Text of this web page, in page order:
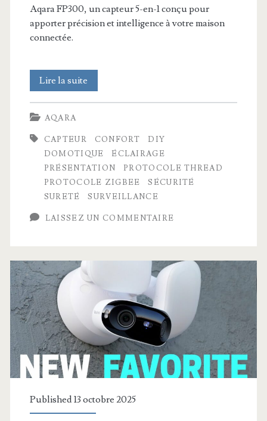
Aqara FP300, un capteur 5-en-1 conçu pour
apporter précision et intelligence à votre maison
connectée.
Lire la suite
détecte
Aqara
FP300,
en-
indispensable
?
AQARA
CAPTEUR CONFORT
DIY
DOMOTIQUE
ÉCLAIRAGE
PRÉSENTATION
PROTOCOLE THREAD
PROTOCOLE ZIGBEE
SÉCURITÉ
SURETÉ
SURVEILLANCE
LAISSEZ UN COMMENTAIRE
Published 13 octobre 2025